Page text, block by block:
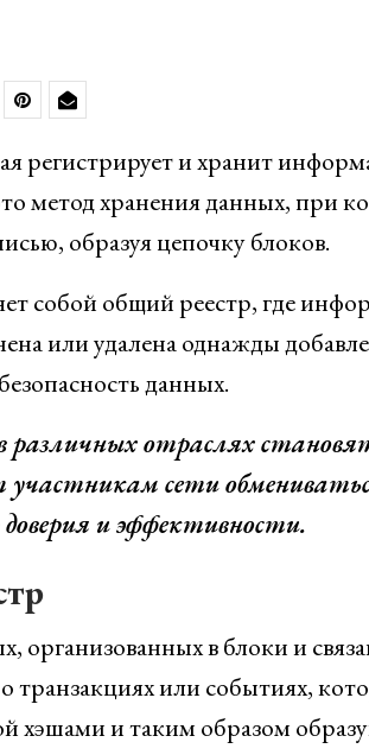
регистрирует и хранит
метод хранения данных, при
образуя цепочку блоков.
собой общий реестр, где
или удалена однажды
данных.
различных отраслях
участникам сети
и эффективности.
организованных в блоки и
или событиях,
хэшами и таким образом